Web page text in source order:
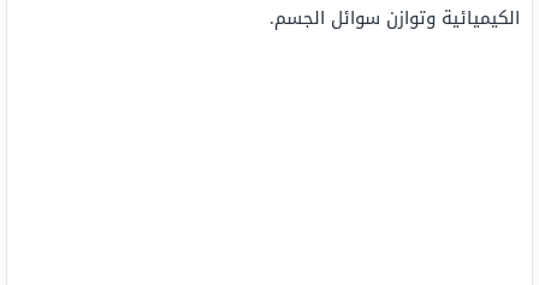
الكيميائية وتوازن سوائل الجسم.